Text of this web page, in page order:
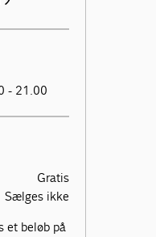
- 21.00
Gratis
Sælges ikke
et beløb på